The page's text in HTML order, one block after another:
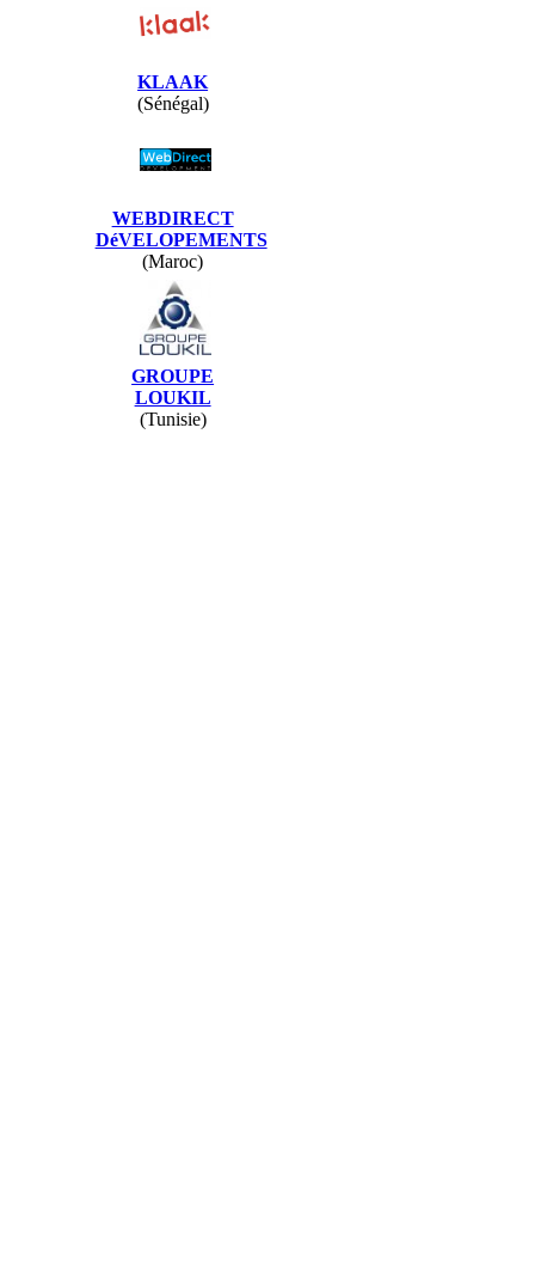
KLAAK
(Sénégal)
WEBDIRECT
DéVELOPEMENTS
(Maroc)
GROUPE
LOUKIL
(Tunisie)